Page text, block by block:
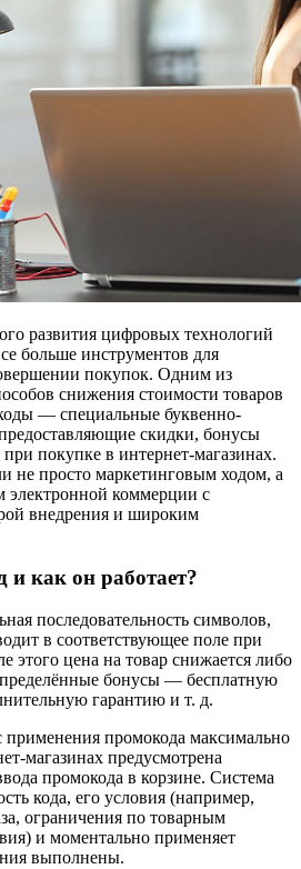
развития цифровых технологий
больше инструментов для
покупок. Одним из
снижения стоимости товаров
— специальные буквенно-
скидки, бонусы
покупке в интернет-магазинах.
не просто маркетинговым ходом, а
коммерции с
внедрения и широким
и как он работает?
последовательность символов,
в соответствующее поле при
этого цена на товар снижается либо
бонусы — бесплатную
гарантию и т. д.
применения промокода максимально
магазинах предусмотрена
промокода в корзине. Система
кода, его условия (например,
ограничения по товарным
и моментально применяет
выполнены.